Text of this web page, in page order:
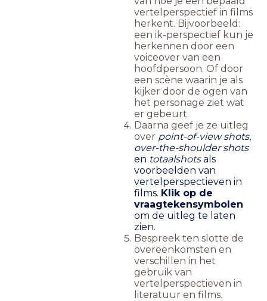
vertelperspectief in films
herkent. Bijvoorbeeld:
een ik-perspectief kun je
herkennen door een
voiceover van een
hoofdpersoon. Of door
een scène waarin je als
kijker door de ogen van
het personage ziet wat
er gebeurt.
Daarna geef je ze uitleg
over point-of-view shots,
over-the-shoulder shots
en totaalshotsals
voorbeelden van
vertelperspectieven in
films. Klik op de
vraagtekensymbolen
om de uitleg te laten
zien.
Bespreek ten slotte de
overeenkomsten en
verschillen in het
gebruik van
vertelperspectieven in
literatuur en films.